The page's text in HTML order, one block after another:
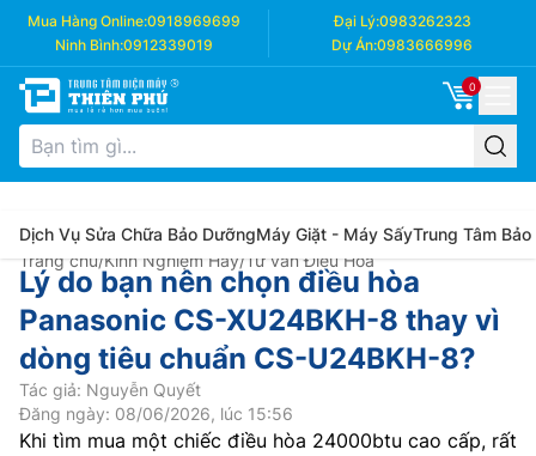
Mua Hàng Online:0918969699 Đại Lý:0983262323
Ninh Bình:0912339019 Dự Án:0983666996
0
Dịch Vụ Sửa Chữa Bảo DưỡngMáy Giặt - Máy SấyTrung Tâm Bảo
Trang chủ/Kinh Nghiệm Hay/Tư vấn Điều Hòa
Lý do bạn nên chọn điều hòa
Panasonic CS-XU24BKH-8 thay vì
dòng tiêu chuẩn CS-U24BKH-8?
Tác giả: Nguyễn Quyết
Đăng ngày: 08/06/2026, lúc 15:56
Khi tìm mua một chiếc điều hòa 24000btu cao cấp, rất